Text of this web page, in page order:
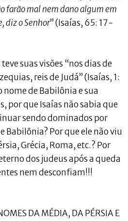
farão mal nem dano algum em
diz o Senhor” (Isaías, 65: 17-
suas visões “nos dias de
reis de Judá” (Isaías, 1:
nome de Babilônia e sua
por que Isaías não sabia que
sendo dominados por
Babilônia? Por que ele não viu
Grécia, Roma, etc.? Por
dos judeus após a queda
nem desconfiam!!!
DA MÉDIA, DA PÉRSIA E